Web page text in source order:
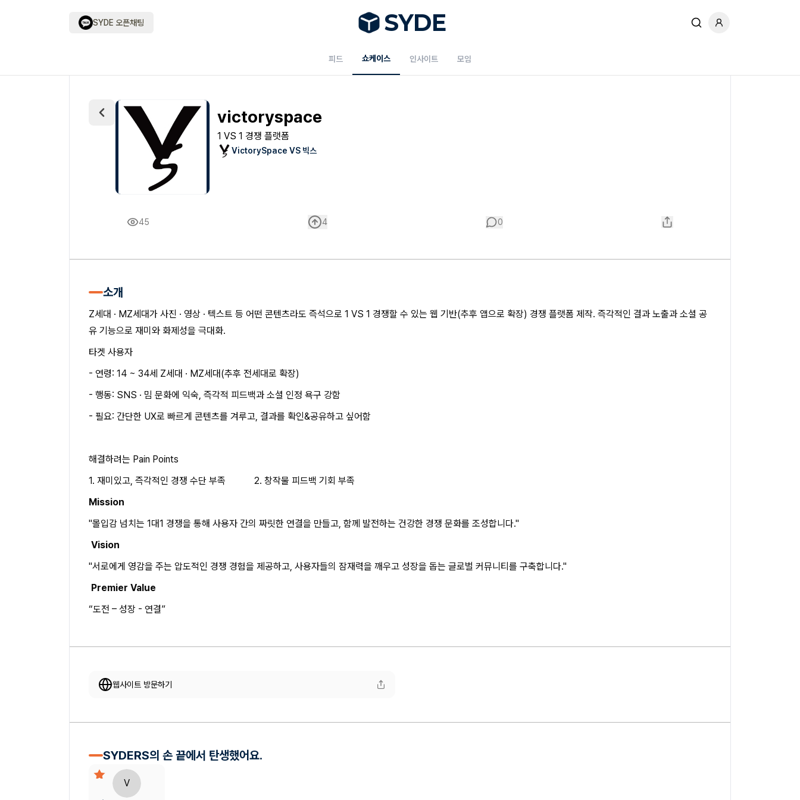
SYDE 오픈채팅 SYDE
피드 쇼케이스 인사이트 모임
victoryspace
1 VS 1 경쟁 플랫폼
VictorySpace VS 빅스
45 4 0
소개
Z세대 · MZ세대가 사진 · 영상 · 텍스트 등 어떤 콘텐츠라도 즉석으로 1 VS 1 경쟁할 수 있는 웹 기반(추후 앱으로 확장) 경쟁 플랫폼 제작. 즉각적인 결과 노출과 소셜 공
유 기능으로 재미와 화제성을 극대화.
타겟 사용자
- 연령: 14 ~ 34세 Z세대 · MZ세대(추후 전세대로 확장)
- 행동: SNS · 밈 문화에 익숙, 즉각적 피드백과 소셜 인정 욕구 강함
- 필요: 간단한 UX로 빠르게 콘텐츠를 겨루고, 결과를 확인&공유하고 싶어함
해결하려는 Pain Points
1. 재미있고, 즉각적인 경쟁 수단 부족 2. 창작물 피드백 기회 부족
Mission
"몰입감 넘치는 1대1 경쟁을 통해 사용자 간의 짜릿한 연결을 만들고, 함께 발전하는 건강한 경쟁 문화를 조성합니다."
Vision
"서로에게 영감을 주는 압도적인 경쟁 경험을 제공하고, 사용자들의 잠재력을 깨우고 성장을 돕는 글로벌 커뮤니티를 구축합니다."
Premier Value
“도전 – 성장 - 연결”
웹사이트 방문하기
SYDERS의 손 끝에서 탄생했어요.
V